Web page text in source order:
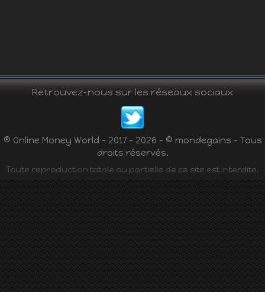
Retrouvez-nous sur les réseaux sociaux
® Online Money World - 2017 - 2026 - © mondegains - Tous
droits réservés.
Toute reproduction totale ou partielle de ce site est interdite.